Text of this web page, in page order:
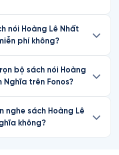
nói Hoàng Lê Nhất
phí không?
bộ sách nói Hoàng
Nghĩa trên Fonos?
nghe sách Hoàng Lê
không?